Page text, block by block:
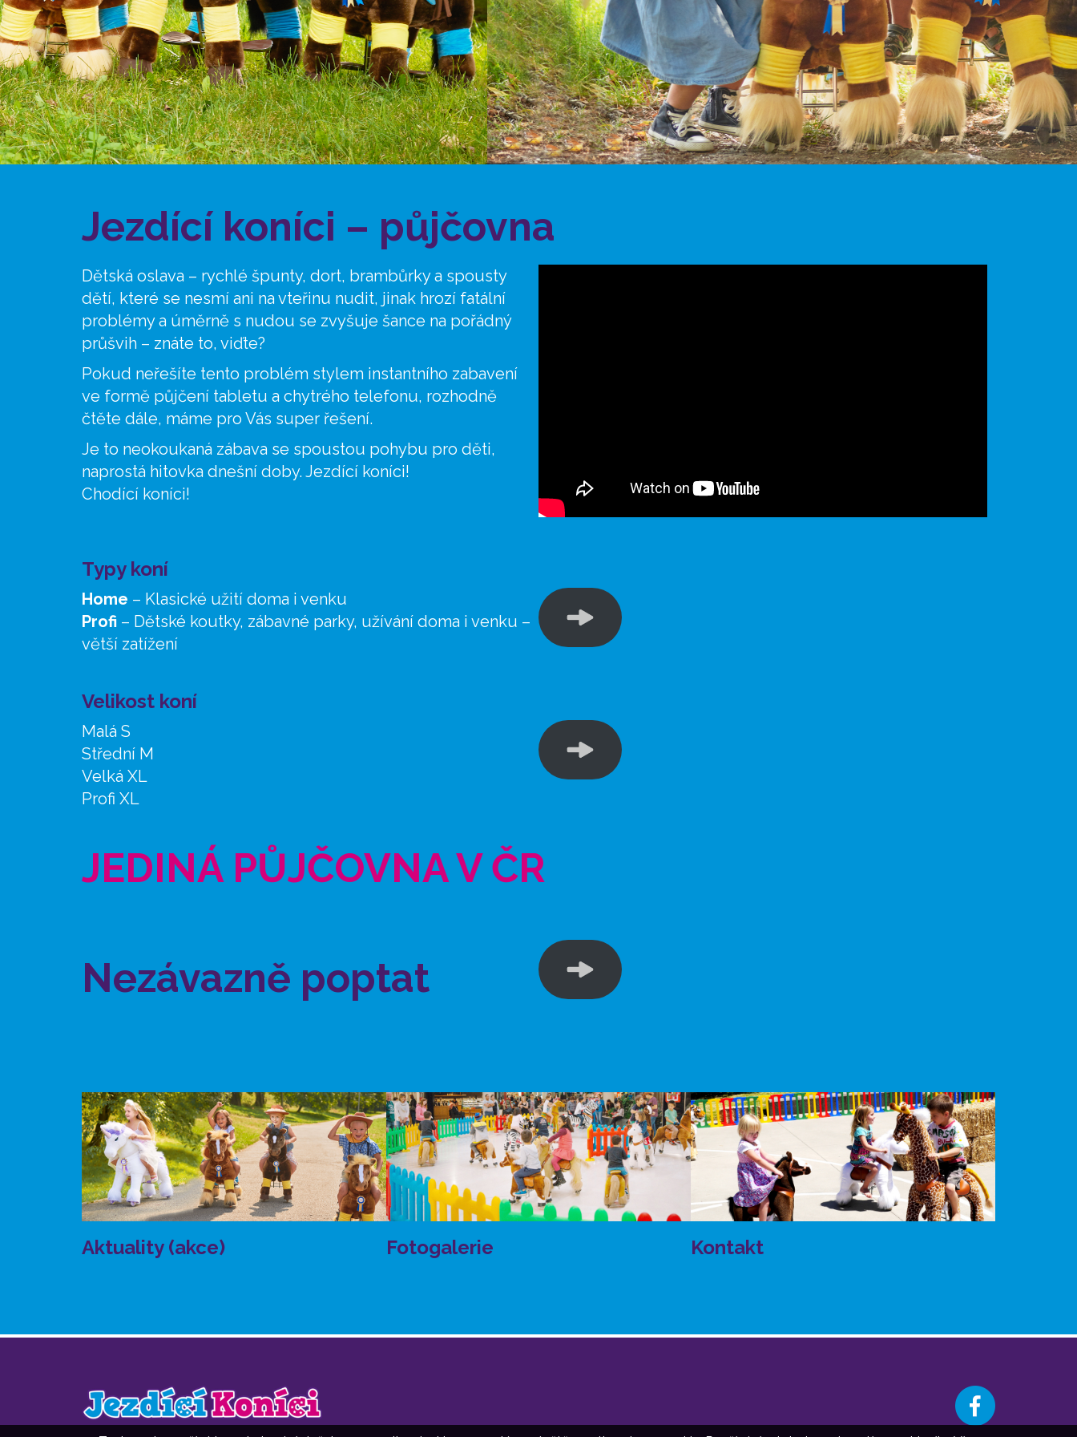
Jezdící koníci – půjčovna
Dětská oslava – rychlé špunty, dort, brambůrky a spousty
dětí, které se nesmí ani na vteřinu nudit, jinak hrozí fatální
problémy a úměrně s nudou se zvyšuje šance na pořádný
průšvih – znáte to, viďte?
Pokud neřešíte tento problém stylem instantního zabavení
ve formě půjčení tabletu a chytrého telefonu, rozhodně
čtěte dále, máme pro Vás super řešení.
Je to neokoukaná zábava se spoustou pohybu pro děti,
naprostá hitovka dnešní doby. Jezdící koníci!
Chodící koníci!
Typy koní
Home – Klasické užití doma i venku
Profi – Dětské koutky, zábavné parky, užívání doma i venku –
větší zatížení
Velikost koní
Malá S
Střední M
Velká XL
Profi XL
JEDINÁ PŮJČOVNA V ČR
Nezávazně poptat
Aktuality (akce) Fotogalerie Kontakt